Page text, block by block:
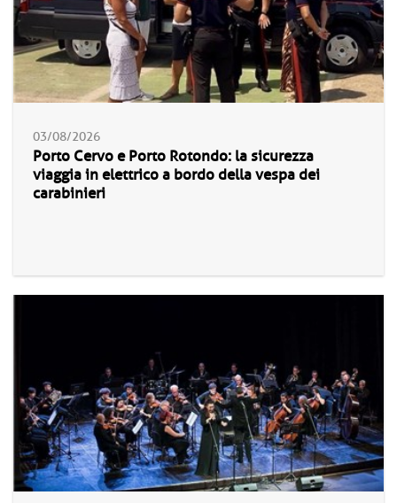
03/08/2026
Porto Cervo e Porto Rotondo: la sicurezza
viaggia in elettrico a bordo della vespa dei
carabinieri